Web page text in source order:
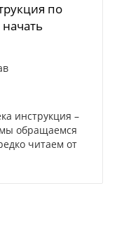
по
инструкция –
обращаемся
читаем от